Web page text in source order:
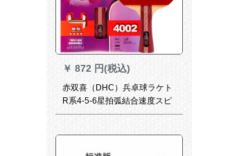
￥ 872 円(税込)
赤双喜（DHC）兵卓球ラケト
R系4-5-6星拍弧結合速度スピ
リット·ドナ·ク7階純木総合攻